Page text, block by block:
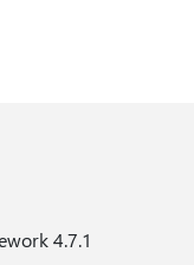
4.7.1